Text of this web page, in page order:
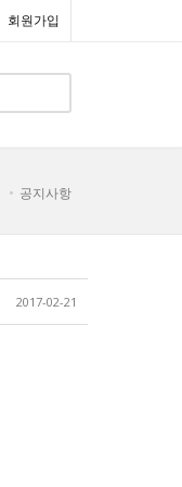
회원가입
공지사항
2017-02-21